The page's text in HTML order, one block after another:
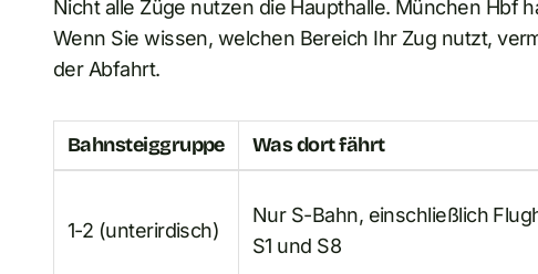
Nicht alle Züge nutzen die Haupthalle. München Hbf
Wenn Sie wissen, welchen Bereich Ihr Zug nutzt,
der Abfahrt.
Bahnsteiggruppe Was dort fährt
1-2 (unterirdisch)
Nur S-Bahn, einschließlich
S1 und S8